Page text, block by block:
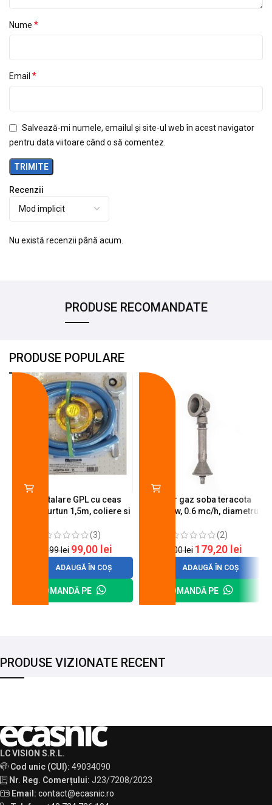
Recenzii
Nu există recenzii până acum.
Nume *
Email *
Salvează-mi numele, emailul și site-ul web în acest navigator
pentru data viitoare când o să comentez.
PRODUSE RECOMANDATE
PRODUSE POPULARE
Kit instalare GPL cu ceas
butelie, furtun 1,5m, coliere si
(3)
120,99lei 99,00 lei
ADAUGĂ ÎN COȘ
COMANDĂ PE
Arzator gaz soba teracota
A600, 6 kw, 0.6 mc/h, diametru
(2)
200,00lei 179,20 lei
ADAUGĂ ÎN COȘ
COMANDĂ PE
PRODUSE VIZIONATE RECENT
LC VISION S.R.L.
Cod unic (CUI): 49034090
Nr. Reg. Comerțului: J23/7208/2023
Email: contact@ecasnic.ro